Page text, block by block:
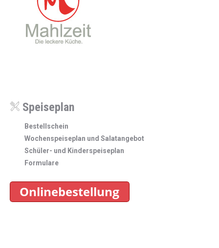
Speiseplan
Bestellschein
Wochenspeiseplan und Salatangebot
Schüler- und Kinderspeiseplan
Formulare